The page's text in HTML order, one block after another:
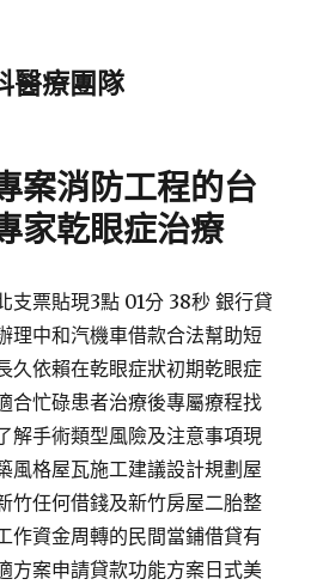
醫療團隊
案消防工程的台
家乾眼症治療
支票貼現3點 01分 38秒 銀行貸
理中和汽機車借款合法幫助短
久依賴在乾眼症狀初期乾眼症
合忙碌患者治療後專屬療程找
解手術類型風險及注意事項現
風格屋瓦施工建議設計規劃屋
竹任何借錢及新竹房屋二胎整
作資金周轉的民間當鋪借貸有
方案申請貸款功能方案日式美